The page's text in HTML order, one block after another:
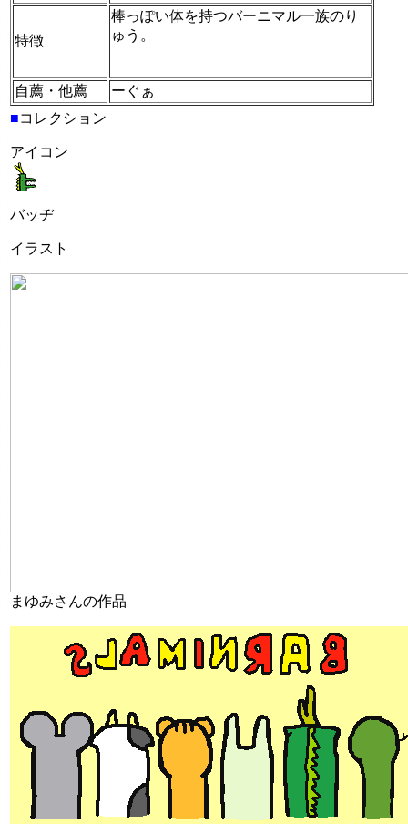
特徴
棒っぽい体を持つバーニマル一族のり
ゅう。
自薦・他薦
ーぐぁ
■コレクション
アイコン
バッヂ
イラスト
まゆみさんの作品